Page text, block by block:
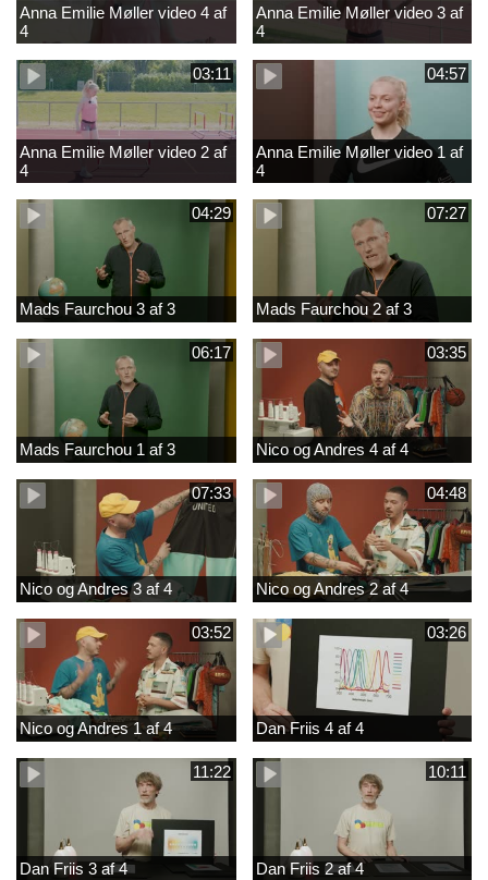
Anna Emilie Møller video 4 af
4
Anna Emilie Møller video 3 af
4
03:11
Anna Emilie Møller video 2 af
4
04:57
Anna Emilie Møller video 1 af
4
04:29
Mads Faurchou 3 af 3
07:27
Mads Faurchou 2 af 3
06:17
Mads Faurchou 1 af 3
03:35
Nico og Andres 4 af 4
07:33
Nico og Andres 3 af 4
04:48
Nico og Andres 2 af 4
03:52
Nico og Andres 1 af 4
03:26
Dan Friis 4 af 4
11:22
Dan Friis 3 af 4
10:11
Dan Friis 2 af 4